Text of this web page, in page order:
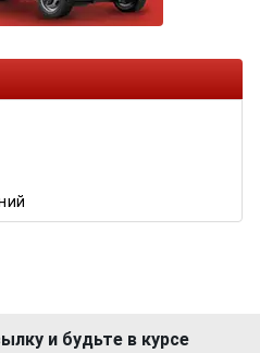
и будьте в курсе